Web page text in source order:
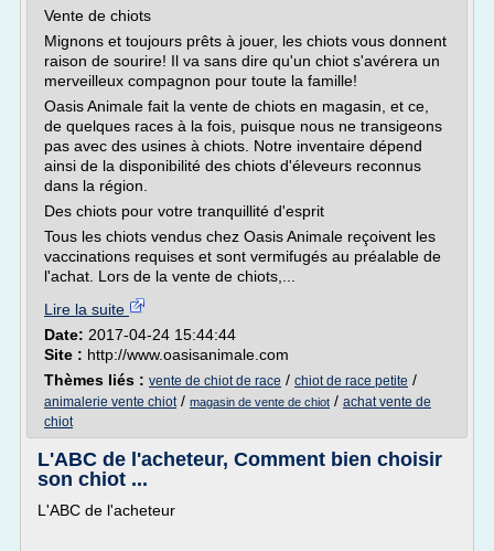
Vente de chiots
Mignons et toujours prêts à jouer, les chiots vous donnent
raison de sourire! Il va sans dire qu'un chiot s'avérera un
merveilleux compagnon pour toute la famille!
Oasis Animale fait la vente de chiots en magasin, et ce,
de quelques races à la fois, puisque nous ne transigeons
pas avec des usines à chiots. Notre inventaire dépend
ainsi de la disponibilité des chiots d'éleveurs reconnus
dans la région.
Des chiots pour votre tranquillité d'esprit
Tous les chiots vendus chez Oasis Animale reçoivent les
vaccinations requises et sont vermifugés au préalable de
l'achat. Lors de la vente de chiots,...
Lire la suite
Date: 2017-04-24 15:44:44
Site : http://www.oasisanimale.com
Thèmes liés : vente de chiot de race / chiot de race petite /
animalerie vente chiot/ magasin de vente de chiot / achat vente de
chiot
L'ABC de l'acheteur, Comment bien choisir
son chiot ...
L'ABC de l'acheteur